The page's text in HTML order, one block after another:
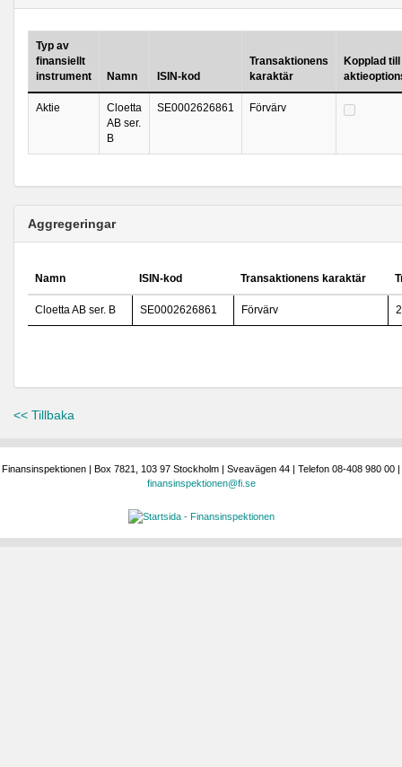
Typ av
finansiellt
instrument
Namn ISIN-kod
Transaktionens
karaktär
Kopplad till
Aktie
Cloetta
AB ser.
B
SE0002626861 Förvärv
Aggregeringar
Namn ISIN-kod Transaktionens karaktär
Cloetta AB ser. B SE0002626861 Förvärv
<< Tillbaka
Finansinspektionen | Box 7821, 103 97 Stockholm | Sveavägen 44 | Telefon 08-408 980 00 |
finansinspektionen@fi.se